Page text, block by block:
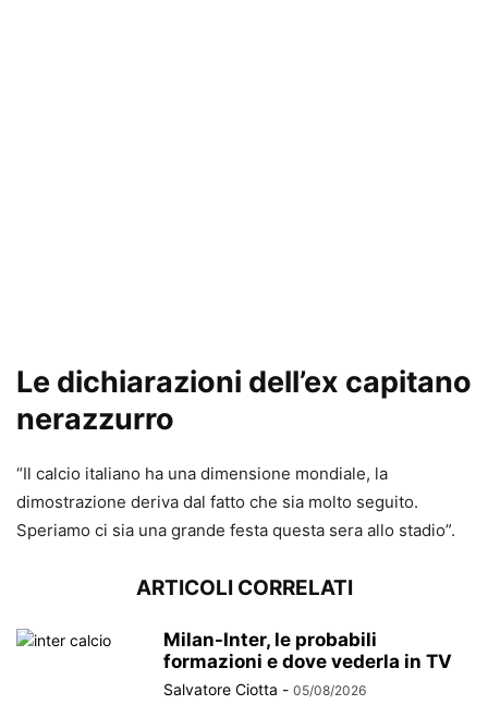
Le dichiarazioni dell’ex capitano
nerazzurro
“Il calcio italiano ha una dimensione mondiale, la
dimostrazione deriva dal fatto che sia molto seguito.
Speriamo ci sia una grande festa questa sera allo stadio”.
ARTICOLI CORRELATI
Milan-Inter, le probabili
formazioni e dove vederla in TV
Salvatore Ciotta - 05/08/2026